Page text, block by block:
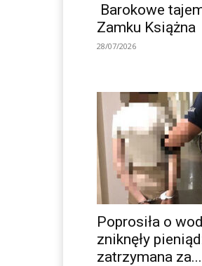
Barokowe
Zamku Książna
28/07/2026
Poprosiła o
zniknęły
zatrzymana za...